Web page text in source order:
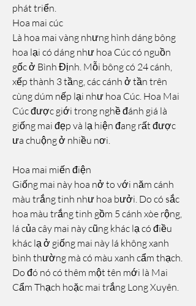
phát triển.
Hoa mai cúc
Là hoa mai vàng nhưng hình dáng bông
hoa lại có dáng như hoa Cúc có nguồn
gốc ở Bình Định. Mỗi bông có 24 cánh,
xếp thành 3 tầng, các cánh ở tần trên
cùng dúm nếp lại như hoa Cúc. Hoa Mai
Cúc được giới trong nghề đánh giá là
giống mai đẹp và lạ hiện đang rất được
ưa chuộng ở nhiều nơi.
Hoa mai miến điện
Giống mai này hoa nở to với năm cánh
màu trắng tinh như hoa bưởi. Do có sắc
hoa màu trắng tinh gồm 5 cánh xòe rộng,
lá của cây mai này cũng khác lạ có điều
khác lạ ở giống mai này lá không xanh
bình thường mà có màu xanh cẩm thạch.
Do đó nó có thêm một tên mới là Mai
Cẩm Thạch hoặc mai trắng Long Xuyên.